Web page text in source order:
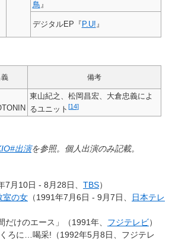
鳥』
デジタルEP『 P.U!』
義 備考
東山紀之、松岡昌宏、大倉忠義によ
るユニット [14]
出演を参照。個人出演のみ記載。
7月10日 - 8月28日、 TBS）
室の女 （1991年7月6日 - 9月7日、
日本テレ
だけのエース」（1991年、 フジテレビ）
ろに…喝采!（1992年5月8日、フジテレ